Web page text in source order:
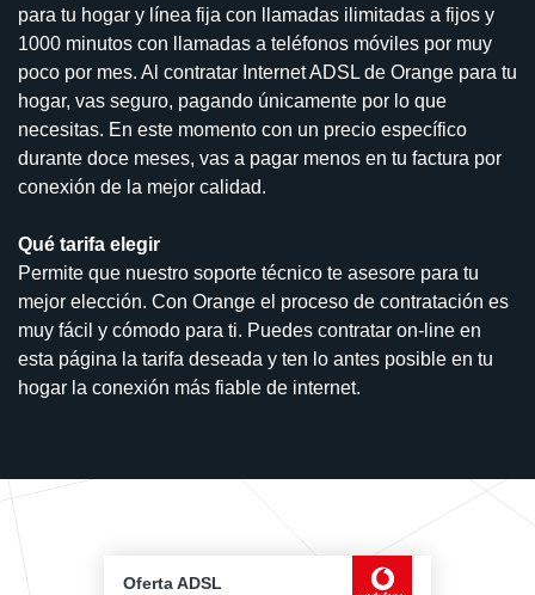
para tu hogar y línea fija con llamadas ilimitadas a fijos y
1000 minutos con llamadas a teléfonos móviles por muy
poco por mes. Al contratar Internet ADSL de Orange para tu
hogar, vas seguro, pagando únicamente por lo que
necesitas. En este momento con un precio específico
durante doce meses, vas a pagar menos en tu factura por
conexión de la mejor calidad.
Qué tarifa elegir
Permite que nuestro soporte técnico te asesore para tu
mejor elección. Con Orange el proceso de contratación es
muy fácil y cómodo para ti. Puedes contratar on-line en
esta página la tarifa deseada y ten lo antes posible en tu
hogar la conexión más fiable de internet.
Oferta ADSL